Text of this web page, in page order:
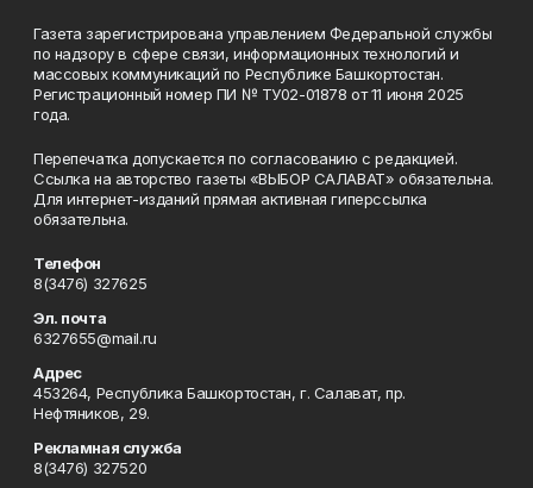
Газета зарегистрирована управлением Федеральной службы
по надзору в сфере связи, информационных технологий и
массовых коммуникаций по Республике Башкортостан.
Регистрационный номер ПИ № ТУ02-01878 от 11 июня 2025
года.
Перепечатка допускается по согласованию с редакцией.
Ссылка на авторство газеты «ВЫБОР САЛАВАТ» обязательна.
Для интернет-изданий прямая активная гиперссылка
обязательна.
Телефон
8(3476) 327625
Эл. почта
6327655@mail.ru
Адрес
453264, Республика Башкортостан, г. Салават, пр.
Нефтяников, 29.
Рекламная служба
8(3476) 327520